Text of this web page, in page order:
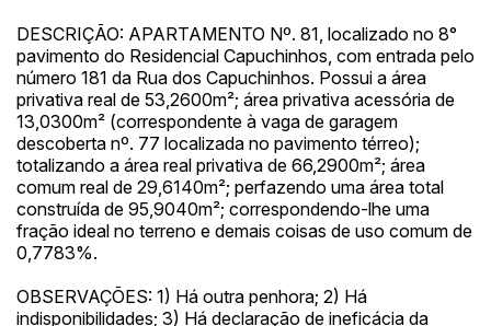
DESCRIÇÃO: APARTAMENTO Nº. 81, localizado no 8°
pavimento do Residencial Capuchinhos, com entrada pelo
número 181 da Rua dos Capuchinhos. Possui a área
privativa real de 53,2600m²; área privativa acessória de
13,0300m² (correspondente à vaga de garagem
descoberta nº. 77 localizada no pavimento térreo);
totalizando a área real privativa de 66,2900m²; área
comum real de 29,6140m²; perfazendo uma área total
construída de 95,9040m²; correspondendo-lhe uma
fração ideal no terreno e demais coisas de uso comum de
0,7783%.
OBSERVAÇÕES: 1) Há outra penhora; 2) Há
indisponibilidades; 3) Há declaração de ineficácia da